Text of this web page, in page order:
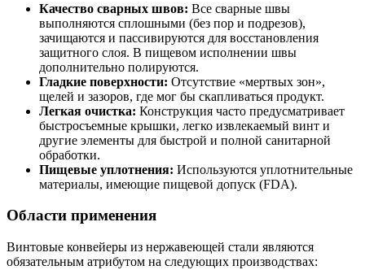
Качество сварных швов: Все сварные швы
выполняются сплошными (без пор и подрезов),
зачищаются и пассивируются для восстановления
защитного слоя. В пищевом исполнении швы
дополнительно полируются.
Гладкие поверхности: Отсутствие «мертвых зон»,
щелей и зазоров, где мог бы скапливаться продукт.
Легкая очистка: Конструкция часто предусматривает
быстросъемные крышки, легко извлекаемый винт и
другие элементы для быстрой и полной санитарной
обработки.
Пищевые уплотнения: Используются уплотнительные
материалы, имеющие пищевой допуск (FDA).
Области применения
Винтовые конвейеры из нержавеющей стали являются
обязательным атрибутом на следующих производствах: